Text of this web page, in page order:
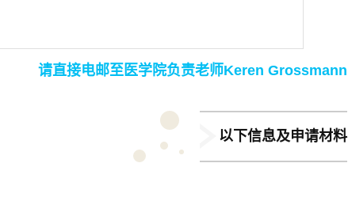
请直接电邮至医学院负责老师Keren Grossmann
以下信息及申请材料